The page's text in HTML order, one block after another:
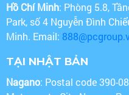
Hồ Chí Minh: Phòng 5.8,
Park, số 4 Nguyễn Đình
Minh. Email:
TẠI NHẬT BẢN
Nagano: Postal code 390-